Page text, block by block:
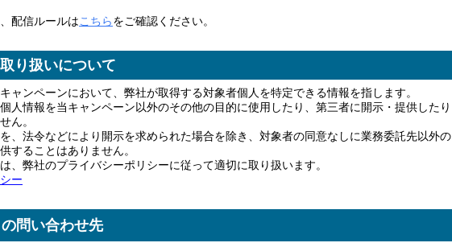
配信ルールはこちらをご確認ください。
り扱いについて
ャンペーンにおいて、弊社が取得する対象者個人を特定できる情報を指します。
人情報を当キャンペーン以外のその他の目的に使用したり、第三者に開示・提供したり
ん。
、法令などにより開示を求められた場合を除き、対象者の同意なしに業務委託先以外の
することはありません。
、弊社のプライバシーポリシーに従って適切に取り扱います。
ー
問い合わせ先